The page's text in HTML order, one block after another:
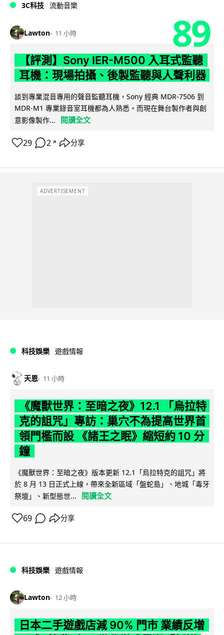
3C科技 流動音樂
Lawton 11 小時 89
【評測】Sony IER-M500 入耳式監聽
耳機：現場拍攝、後製監聽與人聲利器
談到專業混音專用的聲音監聽耳機，Sony 經典 MDR-7506 到
MDR-M1 專業錄音室耳機都為人熟悉。而現在舞台製作者與創
意影像製作...
閱讀全文
29 2 ↗ 分享
ADVERTISEMENT
科技娛樂 遊戲情報
天恩 11 小時
《魔獸世界：至暗之夜》12.1 「烏拉特
克的詛咒」專訪：巢穴不為提高世界首
領門檻而設 《諸王之眠》縮短約 10 分
鐘
《魔獸世界：至暗之夜》版本更新 12.1「烏拉特克的詛咒」將
於 8 月 13 日正式上線，帶來全新區域「盤蛇島」、地城「毒牙
祭壇」、新型態世...
閱讀全文
69 分享
科技娛樂 遊戲情報
Lawton 12 小時
日本二手遊戲店減 90% 門市 業績反增